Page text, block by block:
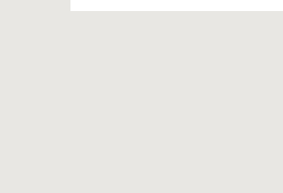
reconocimiento